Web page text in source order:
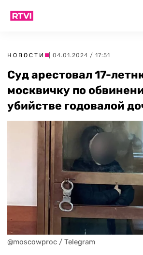
НОВОСТИ | 04.01.2024 / 17:51
Суд арестовал 17-
москвичку по
убийстве годовалой
@moscowproc / Telegram